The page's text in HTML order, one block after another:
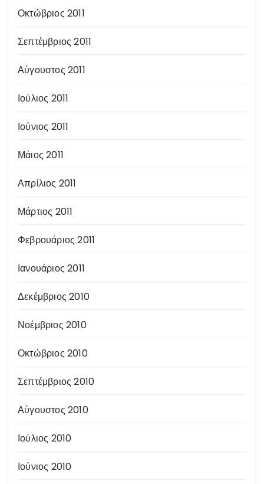
Οκτώβριος 2011
Σεπτέμβριος 2011
Αύγουστος 2011
Ιούλιος 2011
Ιούνιος 2011
Μάιος 2011
Απρίλιος 2011
Μάρτιος 2011
Φεβρουάριος 2011
Ιανουάριος 2011
Δεκέμβριος 2010
Νοέμβριος 2010
Οκτώβριος 2010
Σεπτέμβριος 2010
Αύγουστος 2010
Ιούλιος 2010
Ιούνιος 2010